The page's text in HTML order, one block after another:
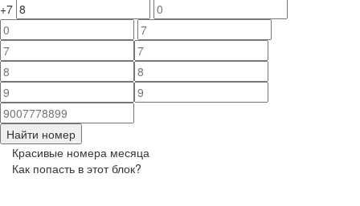
+7
Найти номер
Красивые номера месяца
Как попасть в этот блок?